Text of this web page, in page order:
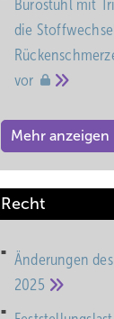
Bürostuhl mit
die
vor
Mehr anzeigen
Recht
Änderungen
2025